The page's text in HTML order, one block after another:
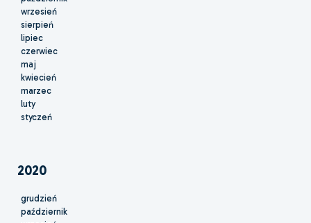
wrzesień
sierpień
lipiec
czerwiec
maj
kwiecień
marzec
luty
styczeń
2020
grudzień
październik